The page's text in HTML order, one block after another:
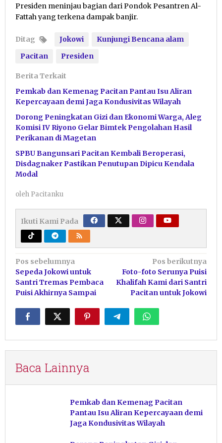
Presiden meninjau bagian dari Pondok Pesantren Al-
Fattah yang terkena dampak banjir.
Ditag Jokowi
Kunjungi Bencana alam
Pacitan
Presiden
Berita Terkait
Pemkab dan Kemenag Pacitan Pantau Isu Aliran
Kepercayaan demi Jaga Kondusivitas Wilayah
Dorong Peningkatan Gizi dan Ekonomi Warga, Aleg
Komisi IV Riyono Gelar Bimtek Pengolahan Hasil
Perikanan di Magetan
SPBU Bangunsari Pacitan Kembali Beroperasi,
Disdagnaker Pastikan Penutupan Dipicu Kendala
Modal
oleh Pacitanku
Ikuti Kami Pada
Navigasi
pos
Pos sebelumnya
Sepeda Jokowi untuk
Santri Tremas Pembaca
Puisi Akhirnya Sampai
Pos berikutnya
Foto-foto Serunya Puisi
Khalifah Kami dari Santri
Pacitan untuk Jokowi
Baca Lainnya
Pemkab dan Kemenag Pacitan
Pantau Isu Aliran Kepercayaan demi
Jaga Kondusivitas Wilayah